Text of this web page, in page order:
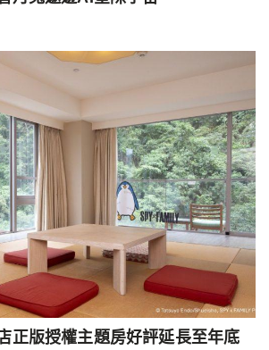
正版授權主題房好評延長至年底